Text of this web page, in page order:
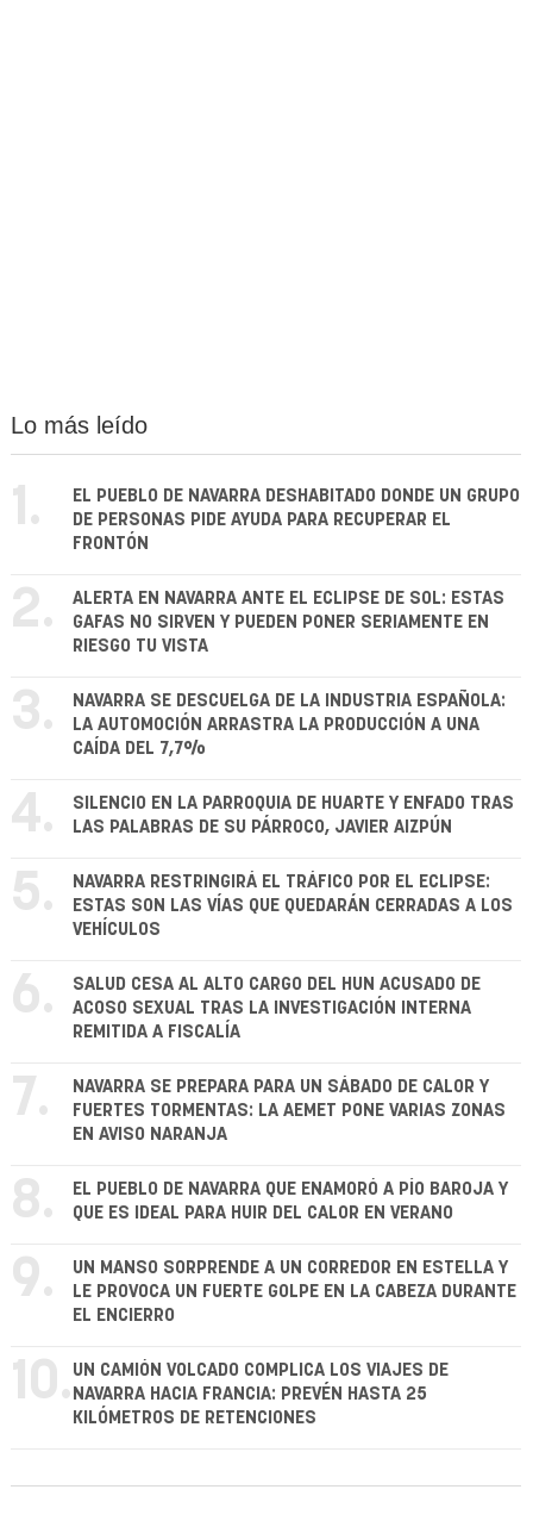
Lo más leído
1.
EL PUEBLO DE NAVARRA DESHABITADO DONDE UN GRUPO
DE PERSONAS PIDE AYUDA PARA RECUPERAR EL
FRONTÓN
2.
ALERTA EN NAVARRA ANTE EL ECLIPSE DE SOL: ESTAS
GAFAS NO SIRVEN Y PUEDEN PONER SERIAMENTE EN
RIESGO TU VISTA
3.
NAVARRA SE DESCUELGA DE LA INDUSTRIA ESPAÑOLA:
LA AUTOMOCIÓN ARRASTRA LA PRODUCCIÓN A UNA
CAÍDA DEL 7,7%
4.
SILENCIO EN LA PARROQUIA DE HUARTE Y ENFADO TRAS
LAS PALABRAS DE SU PÁRROCO, JAVIER AIZPÚN
5.
NAVARRA RESTRINGIRÁ EL TRÁFICO POR EL ECLIPSE:
ESTAS SON LAS VÍAS QUE QUEDARÁN CERRADAS A LOS
VEHÍCULOS
6.
SALUD CESA AL ALTO CARGO DEL HUN ACUSADO DE
ACOSO SEXUAL TRAS LA INVESTIGACIÓN INTERNA
REMITIDA A FISCALÍA
7.
NAVARRA SE PREPARA PARA UN SÁBADO DE CALOR Y
FUERTES TORMENTAS: LA AEMET PONE VARIAS ZONAS
EN AVISO NARANJA
8.
EL PUEBLO DE NAVARRA QUE ENAMORÓ A PÍO BAROJA Y
QUE ES IDEAL PARA HUIR DEL CALOR EN VERANO
9.
UN MANSO SORPRENDE A UN CORREDOR EN ESTELLA Y
LE PROVOCA UN FUERTE GOLPE EN LA CABEZA DURANTE
EL ENCIERRO
10. UN CAMIÓN VOLCADO COMPLICA LOS VIAJES DE
NAVARRA HACIA FRANCIA: PREVÉN HASTA 25
KILÓMETROS DE RETENCIONES